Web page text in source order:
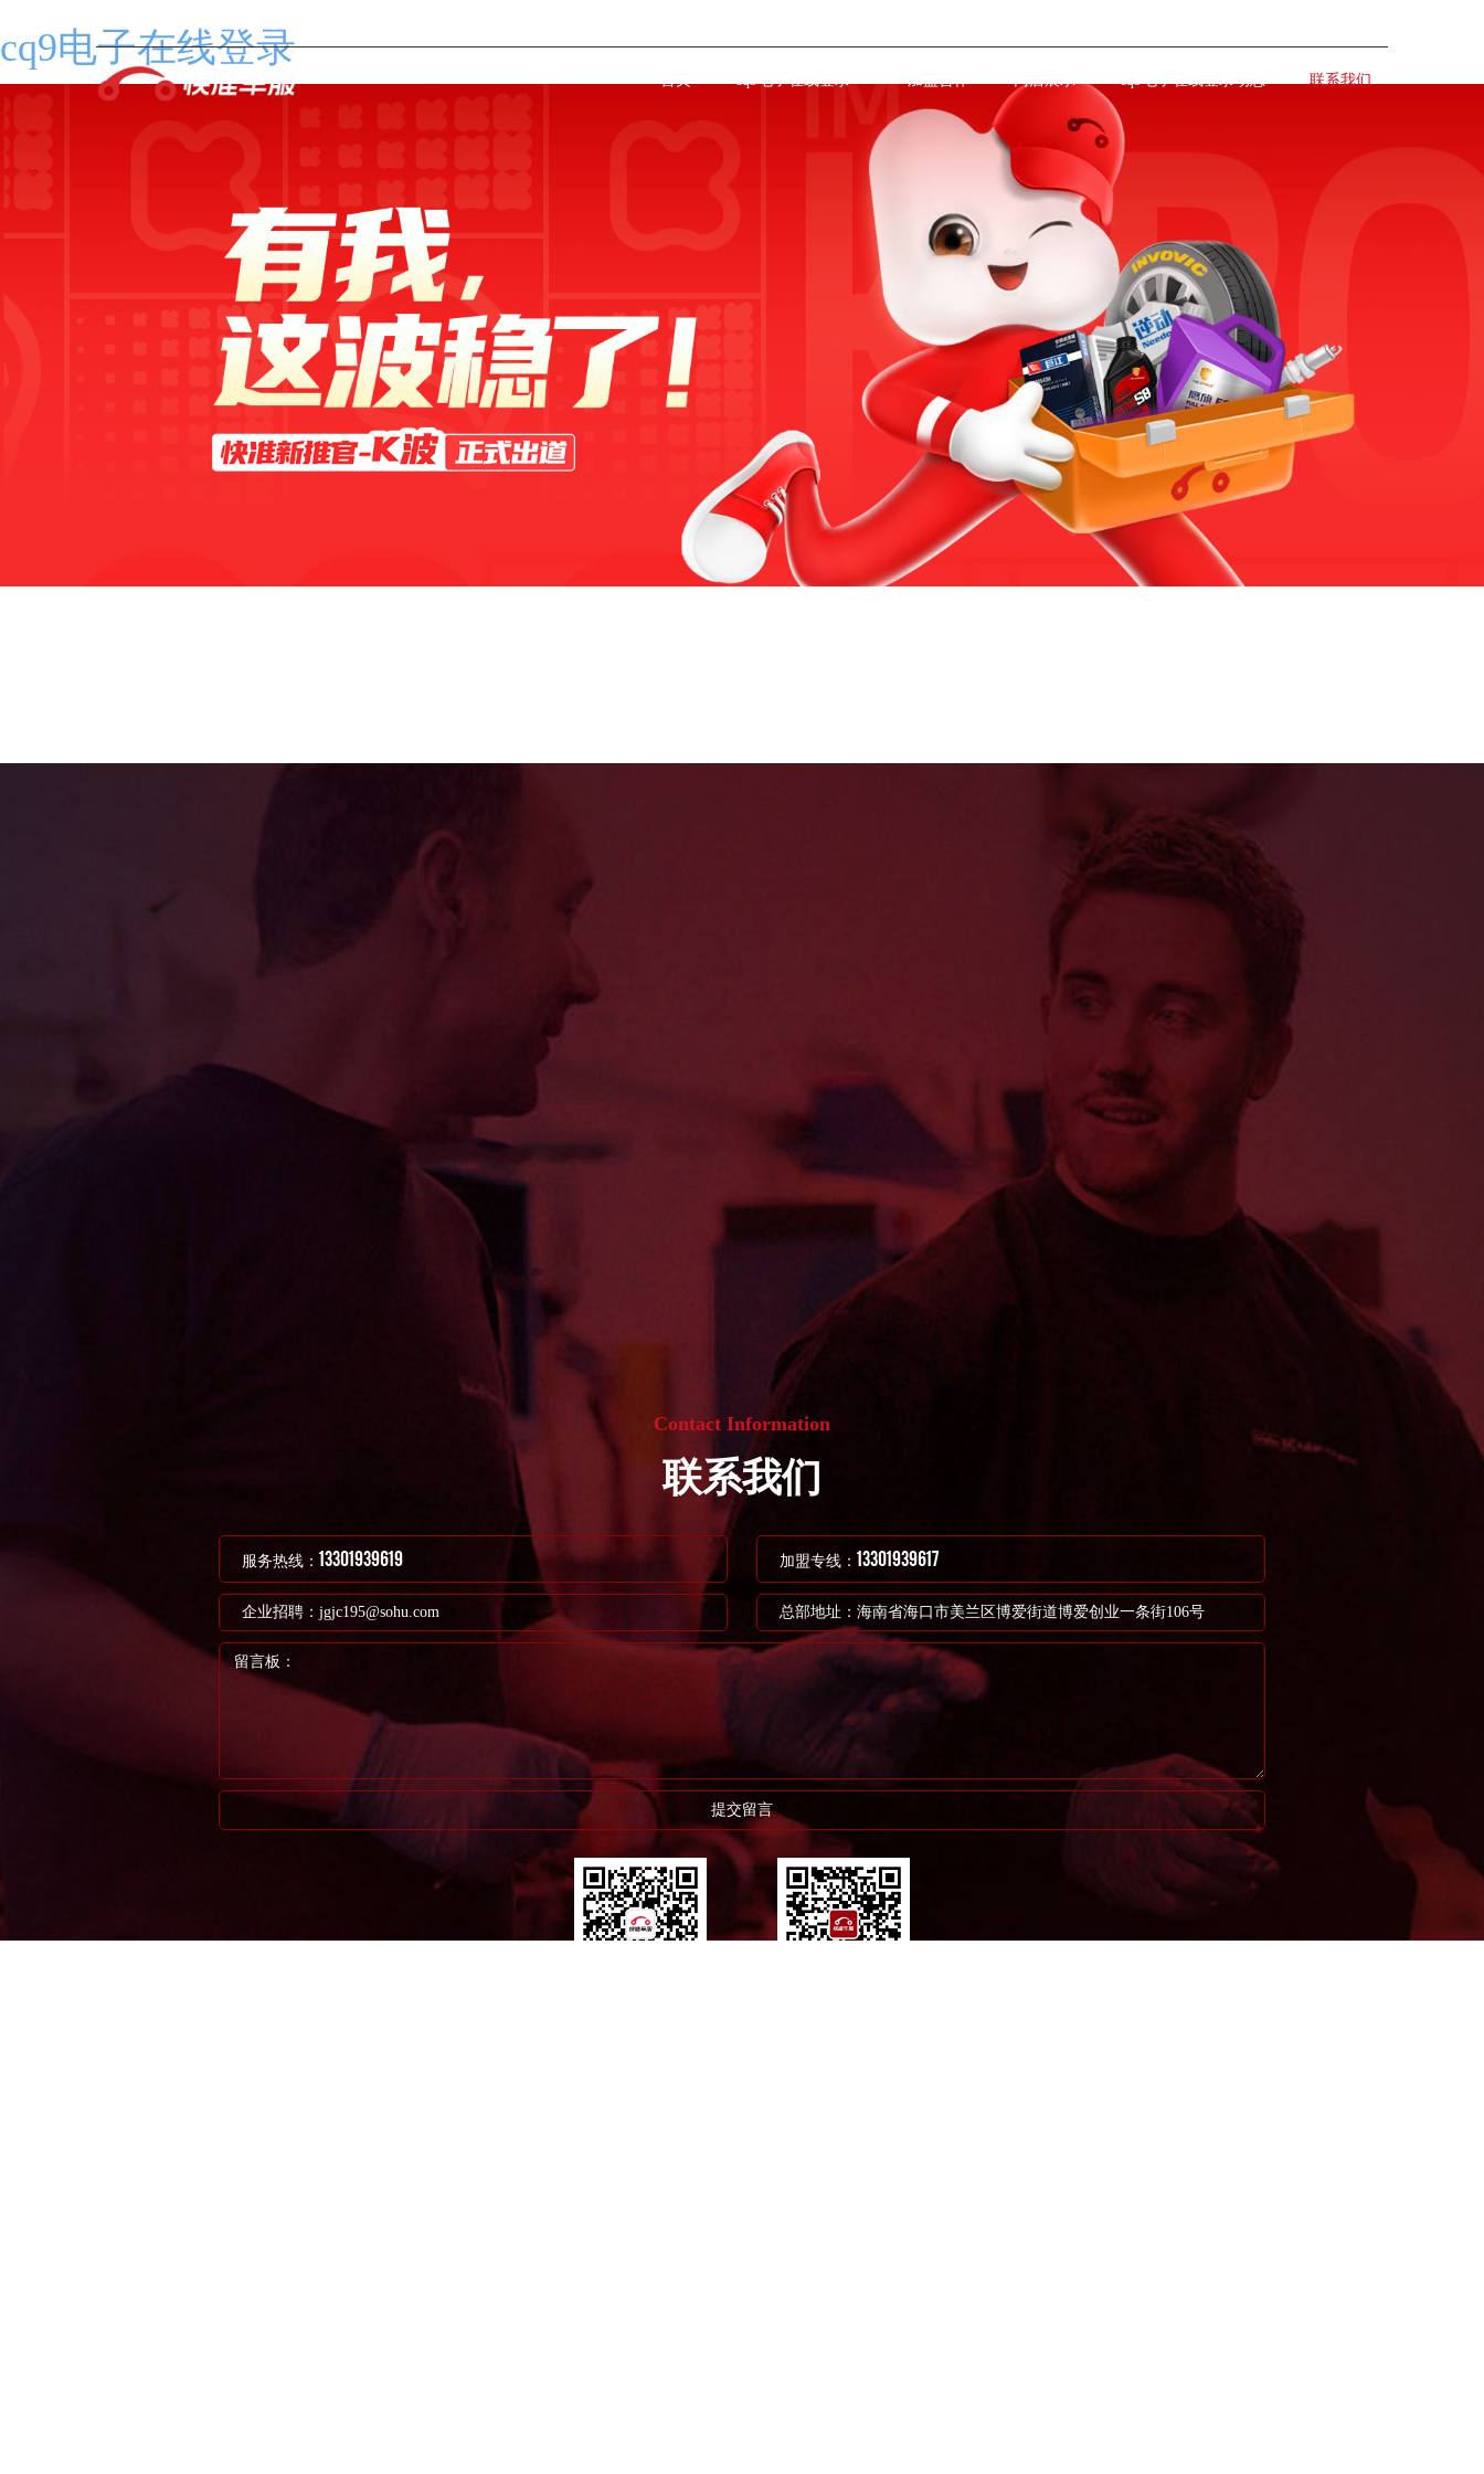
cq9电子在线登录
首页 cq9电子在线登录 加盟合作 门店展示 cq9电子在线登录动态 联系我们
Contact Information
联系我们
服务热线： 13301939619 加盟专线： 13301939617
企业招聘： jgjc195@sohu.com 总部地址：海南省海口市美兰区博爱街道博爱创业一条街106号
提交留言